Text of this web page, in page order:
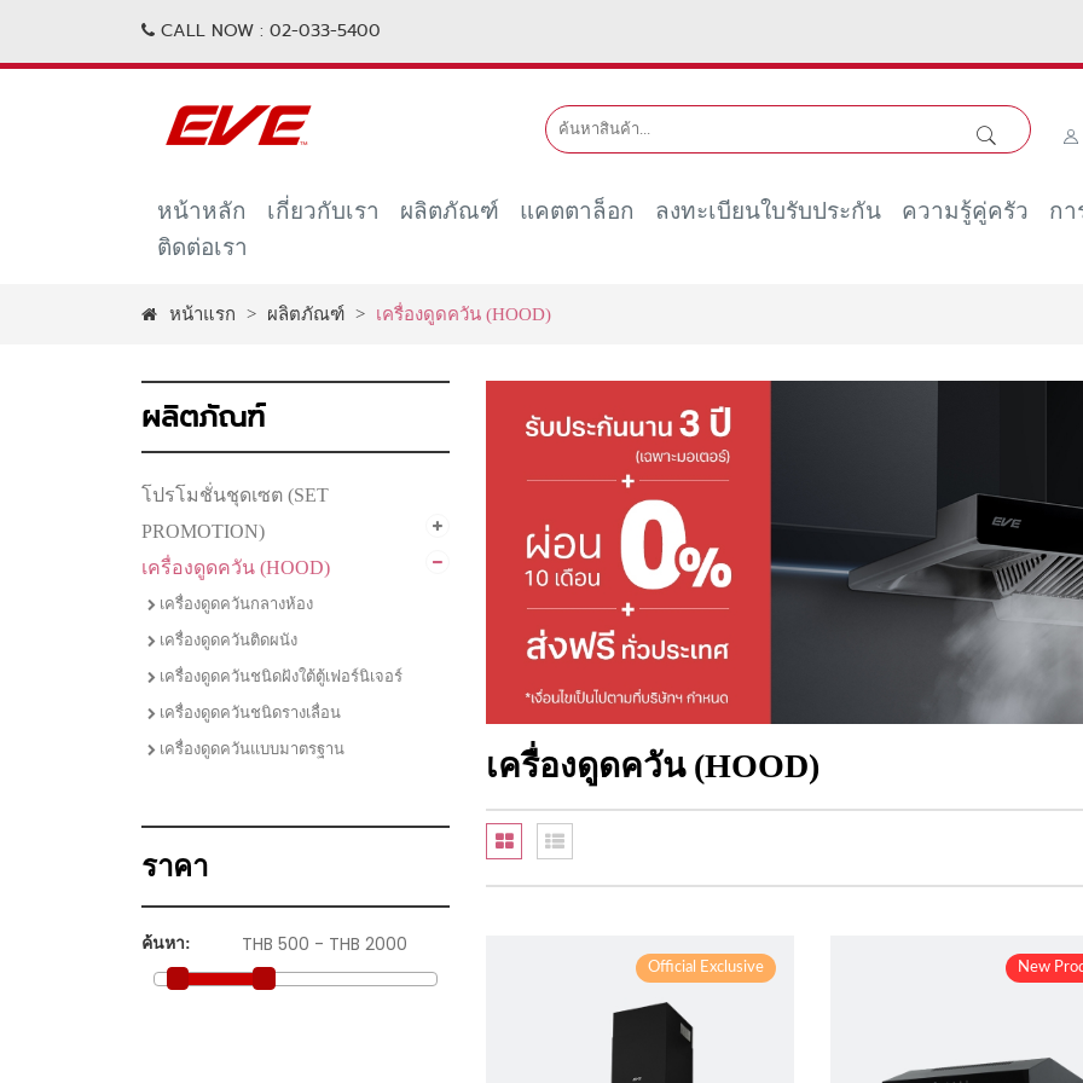
CALL NOW : 02-033-5400
หน้าหลัก เกี่ยวกับเรา ผลิตภัณฑ์ แคตตาล็อก ลงทะเบียนใบรับประกัน ความรู้คู่ครัว
กา
ติดต่อเรา
หน้าแรก > ผลิตภัณฑ์ > เครื่องดูดควัน (HOOD)
ผลิตภัณฑ์
โปรโมชั่นชุดเซต (SET
PROMOTION)
ไมโครเวฟ
ชุดเซตเตาแก๊สพร้อมเครื่องดูดควัน
ชุดเซตเตาไฟฟ้าพร้อมเครื่องดูดควัน
ชุดเซตเตาแก๊ส เครื่่องดูดควัน และซิงค์ล้าง
จาน
ชุดเซตซิงค์ล้างจานพร้อมก๊อกน้ำ
เครื่องดูดควัน (HOOD)
เครื่องดูดควันกลางห้อง
เครื่องดูดควันติดผนัง
เครื่องดูดควันชนิดฝังใต้ตู้เฟอร์นิเจอร์
เครื่องดูดควันชนิดรางเลื่อน
เครื่องดูดควันแบบมาตรฐาน
ราคา
ค้นหา:
เครื่องดูดควัน (HOOD)
Official Exclusive New